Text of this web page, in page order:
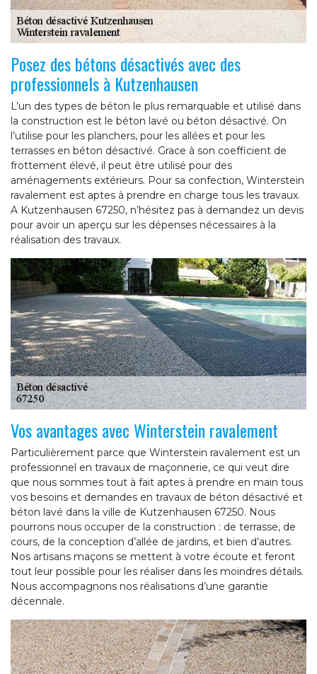
Posez des bétons désactivés avec des
professionnels à Kutzenhausen
L’un des types de béton le plus remarquable et utilisé dans
la construction est le béton lavé ou béton désactivé. On
l’utilise pour les planchers, pour les allées et pour les
terrasses en béton désactivé. Grace à son coefficient de
frottement élevé, il peut être utilisé pour des
aménagements extérieurs. Pour sa confection, Winterstein
ravalement est aptes à prendre en charge tous les travaux.
A Kutzenhausen 67250, n’hésitez pas à demandez un devis
pour avoir un aperçu sur les dépenses nécessaires à la
réalisation des travaux.
Vos avantages avec Winterstein ravalement
Particulièrement parce que Winterstein ravalement est un
professionnel en travaux de maçonnerie, ce qui veut dire
que nous sommes tout à fait aptes à prendre en main tous
vos besoins et demandes en travaux de béton désactivé et
béton lavé dans la ville de Kutzenhausen 67250. Nous
pourrons nous occuper de la construction : de terrasse, de
cours, de la conception d’allée de jardins, et bien d’autres.
Nos artisans maçons se mettent à votre écoute et feront
tout leur possible pour les réaliser dans les moindres détails.
Nous accompagnons nos réalisations d’une garantie
décennale.